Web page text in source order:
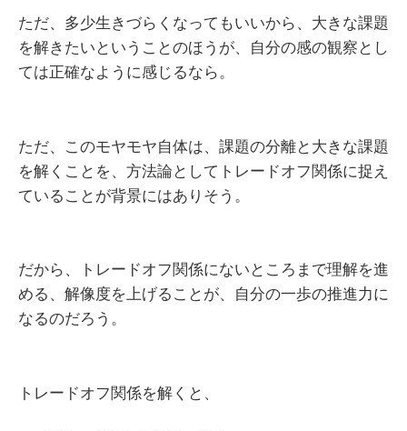
ただ、多少生きづらくなってもいいから、大きな課題
を解きたいということのほうが、自分の感の観察とし
ては正確なように感じるなら。
ただ、このモヤモヤ自体は、課題の分離と大きな課題
を解くことを、方法論としてトレードオフ関係に捉え
ていることが背景にはありそう。
だから、トレードオフ関係にないところまで理解を進
める、解像度を上げることが、自分の一歩の推進力に
なるのだろう。
トレードオフ関係を解くと、